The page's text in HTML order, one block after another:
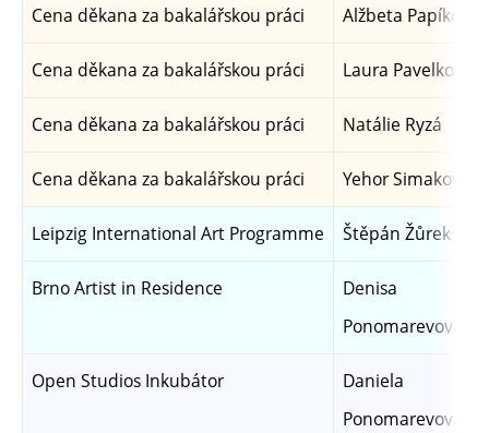
Cena děkana za bakalářskou práci Alžbeta Papíková
Cena děkana za bakalářskou práci Laura Pavelková
Cena děkana za bakalářskou práci Natálie Ryzá
Cena děkana za bakalářskou práci Yehor Simakov
Leipzig International Art Programme Štěpán Žůrek
Brno Artist in Residence
Denisa
Ponomarevová
Open Studios Inkubátor
Daniela
Ponomarevová,